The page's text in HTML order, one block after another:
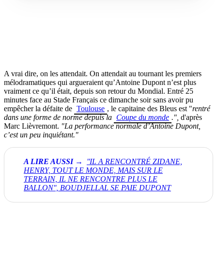
A vrai dire, on les attendait. On attendait au tournant les premiers
mélodramatiques qui argueraient qu’Antoine Dupont n’est plus
vraiment ce qu’il était, depuis son retour du Mondial. Entré 25
minutes face au Stade Français ce dimanche soir sans avoir pu
empêcher la défaite de Toulouse , le capitaine des Bleus est "rentré
dans une forme de norme depuis la Coupe du monde .", d'après
Marc Lièvremont. "La performance normale d’Antoine Dupont,
c’est un peu inquiétant."
''IL A RENCONTRÉ ZIDANE,
HENRY, TOUT LE MONDE, MAIS SUR LE
TERRAIN, IL NE RENCONTRE PLUS LE
BALLON'', BOUDJELLAL SE PAIE DUPONT